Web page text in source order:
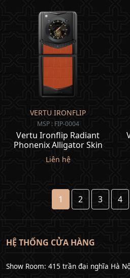
VERTU IRONFLIP
MSP : FIP-0004
Vertu Ironflip Radiant
Phonenix Alligator Skin
Liên hệ
1 2 3 4
HỆ THỐNG CỬA HÀNG
Show Room: 415 trần đại nghĩa Hà